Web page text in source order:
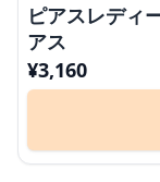
ピアスレディ
アス
¥3,160